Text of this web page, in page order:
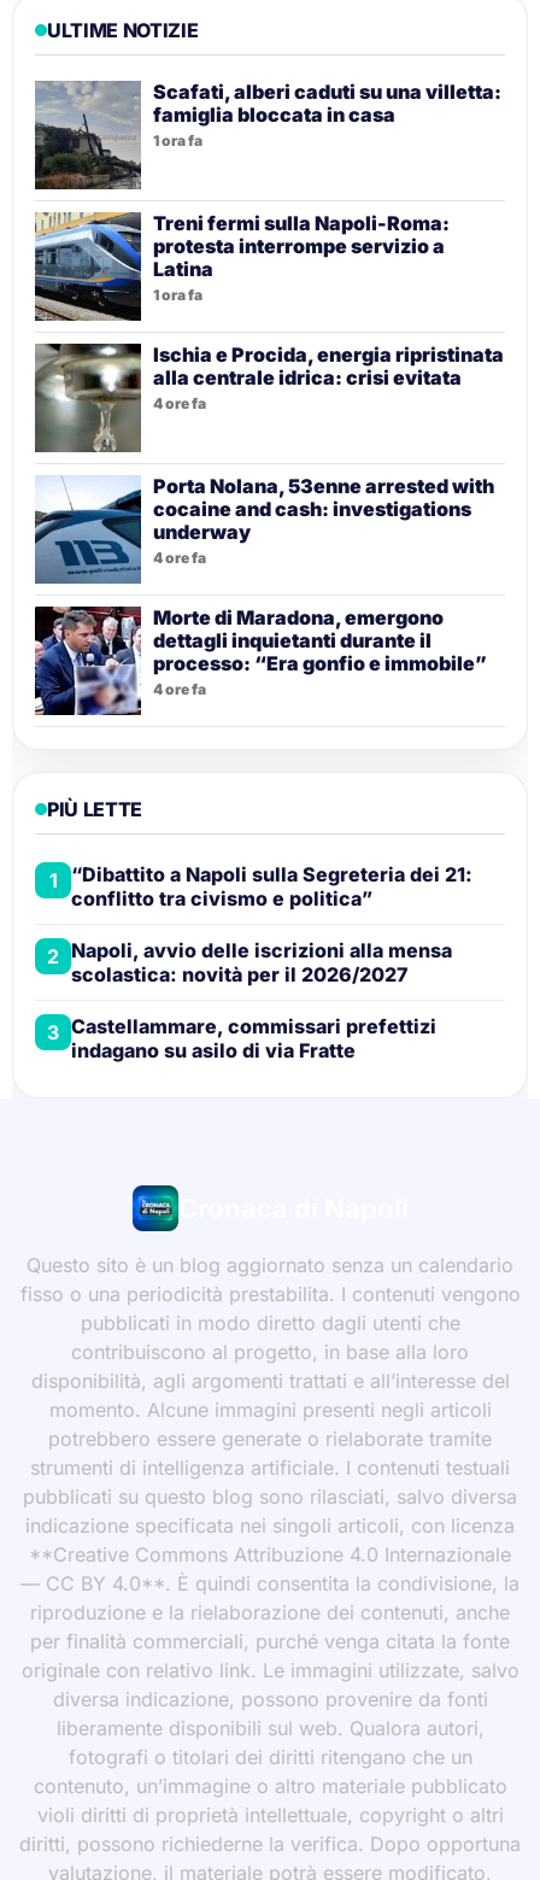
ULTIME NOTIZIE
Scafati, alberi caduti su una villetta:
famiglia bloccata in casa
1 ora fa
Treni fermi sulla Napoli-Roma:
protesta interrompe servizio a
Latina
1 ora fa
Ischia e Procida, energia ripristinata
alla centrale idrica: crisi evitata
4 ore fa
Porta Nolana, 53enne arrested with
cocaine and cash: investigations
underway
4 ore fa
Morte di Maradona, emergono
dettagli inquietanti durante il
processo: “Era gonfio e immobile”
4 ore fa
PIÙ LETTE
1
“Dibattito a Napoli sulla Segreteria dei 21:
conflitto tra civismo e politica”
2 Napoli, avvio delle iscrizioni alla mensa
scolastica: novità per il 2026/2027
3 Castellammare, commissari prefettizi
indagano su asilo di via Fratte
Cronaca di Napoli
Questo sito è un blog aggiornato senza un calendario
fisso o una periodicità prestabilita. I contenuti vengono
pubblicati in modo diretto dagli utenti che
contribuiscono al progetto, in base alla loro
disponibilità, agli argomenti trattati e all’interesse del
momento. Alcune immagini presenti negli articoli
potrebbero essere generate o rielaborate tramite
strumenti di intelligenza artificiale. I contenuti testuali
pubblicati su questo blog sono rilasciati, salvo diversa
indicazione specificata nei singoli articoli, con licenza
**Creative Commons Attribuzione 4.0 Internazionale
— CC BY 4.0**. È quindi consentita la condivisione, la
riproduzione e la rielaborazione dei contenuti, anche
per finalità commerciali, purché venga citata la fonte
originale con relativo link. Le immagini utilizzate, salvo
diversa indicazione, possono provenire da fonti
liberamente disponibili sul web. Qualora autori,
fotografi o titolari dei diritti ritengano che un
contenuto, un’immagine o altro materiale pubblicato
violi diritti di proprietà intellettuale, copyright o altri
diritti, possono richiederne la verifica. Dopo opportuna
valutazione, il materiale potrà essere modificato,